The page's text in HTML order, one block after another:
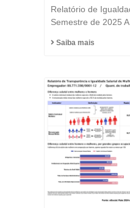
DNA do Grupo
Relatório de
Semestre de 2025
Saiba mais